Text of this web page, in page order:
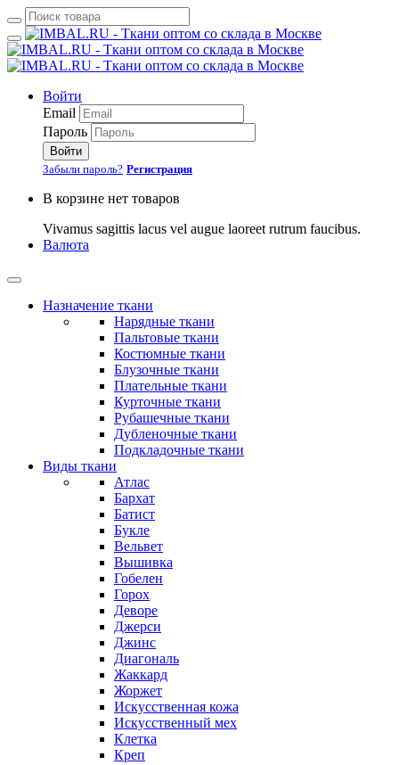
Войти
Email
Пароль
Войти
Забыли пароль? Регистрация
В корзине нет товаров
Vivamus sagittis lacus vel augue laoreet rutrum faucibus.
Валюта
Назначение ткани
Нарядные ткани
Пальтовые ткани
Костюмные ткани
Блузочные ткани
Плательные ткани
Курточные ткани
Рубашечные ткани
Дубленочные ткани
Подкладочные ткани
Виды ткани
Атлас
Бархат
Батист
Букле
Вельвет
Вышивка
Гобелен
Горох
Деворе
Джерси
Джинс
Диагональ
Жаккард
Жоржет
Искусственная кожа
Искусственный мех
Клетка
Креп